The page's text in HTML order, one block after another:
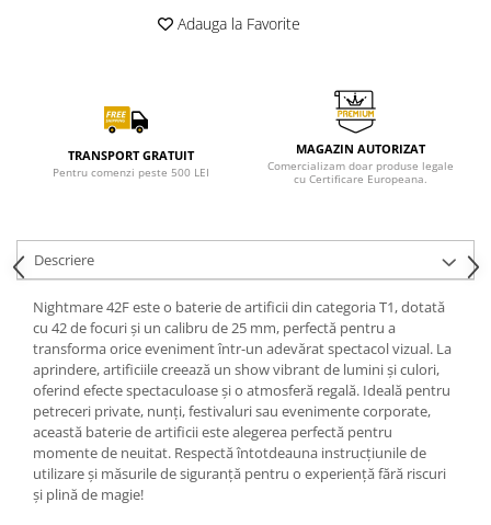
Adauga la Favorite
TRANSPORT GRATUIT
Pentru comenzi peste 500 LEI
MAGAZIN AUTORIZAT
Comercializam doar produse legale
cu Certificare Europeana.
Descriere
Nightmare 42F este o baterie de artificii din categoria T1, dotată
cu 42 de focuri și un calibru de 25 mm, perfectă pentru a
transforma orice eveniment într-un adevărat spectacol vizual. La
aprindere, artificiile creează un show vibrant de lumini și culori,
oferind efecte spectaculoase și o atmosferă regală. Ideală pentru
petreceri private, nunți, festivaluri sau evenimente corporate,
această baterie de artificii este alegerea perfectă pentru
momente de neuitat. Respectă întotdeauna instrucțiunile de
utilizare și măsurile de siguranță pentru o experiență fără riscuri
și plină de magie!